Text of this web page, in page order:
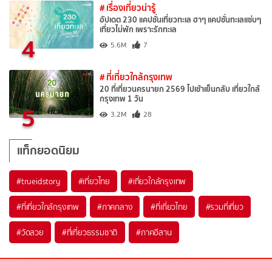
4
# เรื่องเที่ยวน่ารู้
อัปเดต 230 แคปชั่นเที่ยวทะเล ฮาๆ แคปชั่นทะเลแซ่บๆ
เที่ยวไม่พัก เพราะรักทะเล
5.6M 7
5
# ที่เที่ยวใกล้กรุงเทพ
20 ที่เที่ยวนครนายก 2569 ไปเช้าเย็นกลับ เที่ยวใกล้
กรุงเทพ 1 วัน
3.2M 28
แท็กยอดนิยม
#trueidstory #เที่ยวไทย #เที่ยวใกล้กรุงเทพ
#ที่เที่ยวใกล้กรุงเทพ #ภาคกลาง #ที่เที่ยวไทย #รวมที่เที่ยว
#วัดสวย #ที่เที่ยวธรรมชาติ #ภาคอีสาน